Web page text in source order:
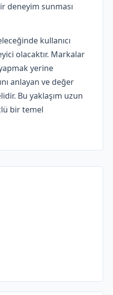
deneyim sunması
kullanıcı
olacaktır. Markalar
yerine
anlayan ve değer
Bu yaklaşım uzun
bir temel